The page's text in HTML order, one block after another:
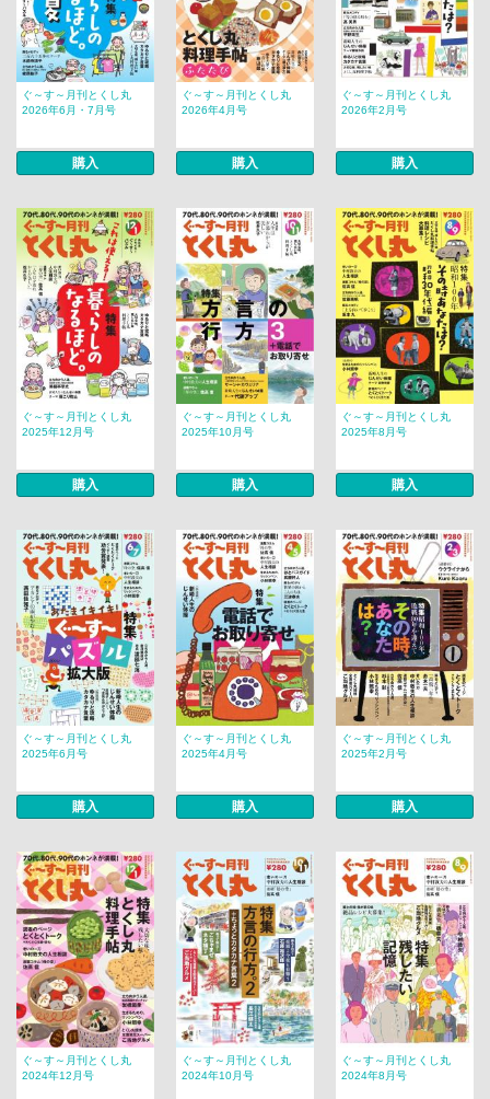
ぐ～す～月刊とくし丸
2026年6月・7月号
購入
ぐ～す～月刊とくし丸
2026年4月号
購入
ぐ～す～月刊とくし丸
2026年2月号
購入
ぐ～す～月刊とくし丸
2025年12月号
購入
ぐ～す～月刊とくし丸
2025年10月号
購入
ぐ～す～月刊とくし丸
2025年8月号
購入
ぐ～す～月刊とくし丸
2025年6月号
購入
ぐ～す～月刊とくし丸
2025年4月号
購入
ぐ～す～月刊とくし丸
2025年2月号
購入
ぐ～す～月刊とくし丸
2024年12月号
ぐ～す～月刊とくし丸
2024年10月号
ぐ～す～月刊とくし丸
2024年8月号